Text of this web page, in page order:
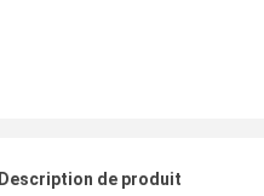
Description de produit